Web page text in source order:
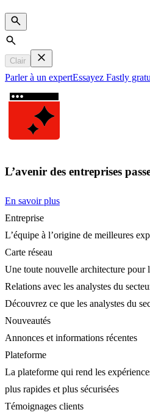
Search
Clair
Parler à un expertEssayez Fastly
L’avenir des entreprises
En savoir plus
Entreprise
L’équipe à l’origine de meilleures
Carte réseau
Une toute nouvelle architecture pour
Relations avec les analystes du
Découvrez ce que les analystes du
Nouveautés
Annonces et informations récentes
Plateforme
La plateforme qui rend les
plus rapides et plus sécurisées
Témoignages clients